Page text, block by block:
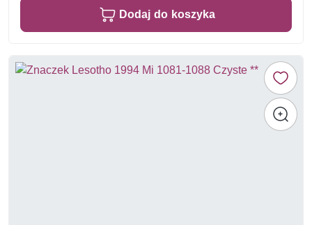
Dodaj do koszyka